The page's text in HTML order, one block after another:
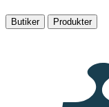
Butiker Produkter